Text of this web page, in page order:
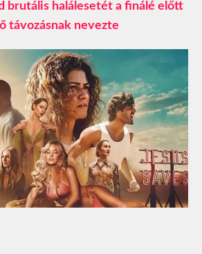
brutális halálesetét a finálé előtt
távozásnak nevezte